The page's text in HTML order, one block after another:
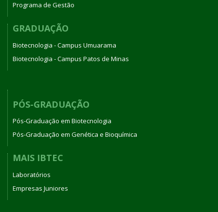
Programa de Gestão
GRADUAÇÃO
Biotecnologia - Campus Umuarama
Biotecnologia - Campus Patos de Minas
PÓS-GRADUAÇÃO
Pós-Graduação em Biotecnologia
Pós-Graduação em Genética e Bioquímica
MAIS IBTEC
Laboratórios
Empresas Juniores